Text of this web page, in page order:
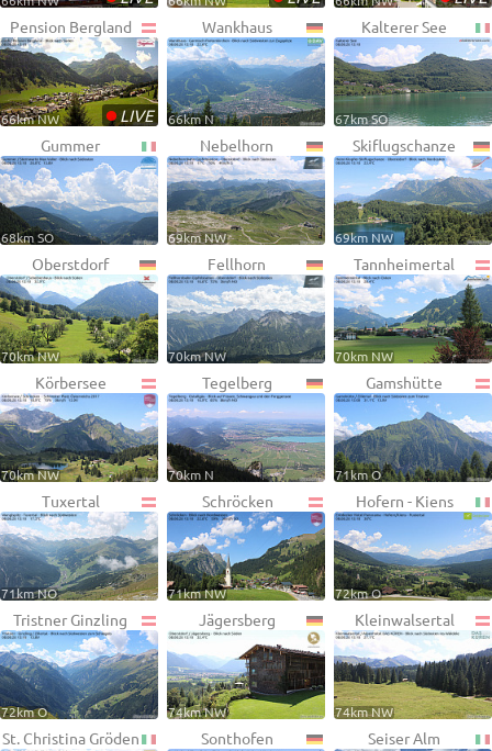
Pension Bergland
•LIVE
66km NW
Wankhaus
66km N
Kalterer See
67km SO
Gummer
68km SO
Nebelhorn
69km NW
Skiflugschanze
69km NW
Oberstdorf
70km NW
Fellhorn
70km NW
Tannheimertal
70km NW
Körbersee
70km NW
Tegelberg
70km N
Gamshütte
71km O
Tuxertal
71km NO
Schröcken
71km NW
Hofern - Kiens
72km O
Tristner Ginzling
72km O
Jägersberg
74km NW
Kleinwalsertal
74km NW
St. Christina Gröden Sonthofen Seiser Alm